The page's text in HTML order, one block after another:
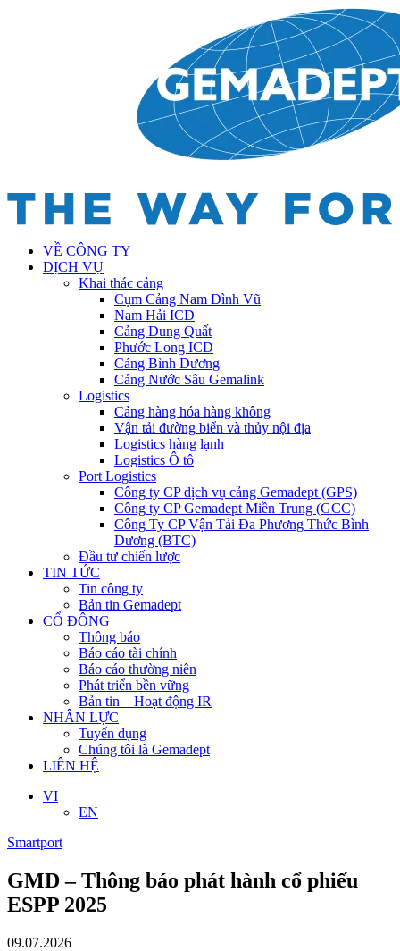
VỀ CÔNG TY
DỊCH VỤ
Khai thác cảng
Cụm Cảng Nam Đình Vũ
Nam Hải ICD
Cảng Dung Quất
Phước Long ICD
Cảng Bình Dương
Cảng Nước Sâu Gemalink
Logistics
Cảng hàng hóa hàng không
Vận tải đường biển và thủy nội địa
Logistics hàng lạnh
Logistics Ô tô
Port Logistics
Công ty CP dịch vụ cảng Gemadept (GPS)
Công ty CP Gemadept Miền Trung (GCC)
Công Ty CP Vận Tải Đa Phương Thức Bình
Dương (BTC)
Đầu tư chiến lược
TIN TỨC
Tin công ty
Bản tin Gemadept
CỔ ĐÔNG
Thông báo
Báo cáo tài chính
Báo cáo thường niên
Phát triển bền vững
Bản tin – Hoạt động IR
NHÂN LỰC
Tuyển dụng
Chúng tôi là Gemadept
LIÊN HỆ
VI
EN
Smartport
GMD – Thông báo phát hành cổ phiếu
ESPP 2025
09.07.2026